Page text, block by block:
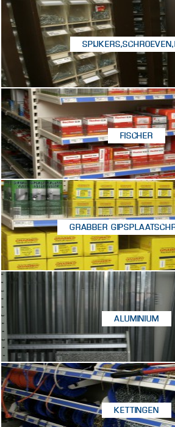
SPIJKERS, SCHROEVEN,
FISCHER
GRABBER
ALUMINIUM
KETTINGEN